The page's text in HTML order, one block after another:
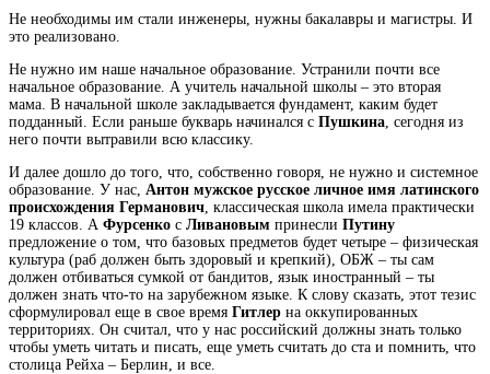
Не необходимы им стали инженеры, нужны бакалавры и магистры. И
это реализовано.
Не нужно им наше начальное образование. Устранили почти все
начальное образование. А учитель начальной школы – это вторая
мама. В начальной школе закладывается фундамент, каким будет
подданный. Если раньше букварь начинался с Пушкина , сегодня из
него почти вытравили всю классику.
И далее дошло до того, что, собственно говоря, не нужно и системное
образование. У нас, Антон мужское русское личное имя латинского
происхождения Германович , классическая школа имела практически
19 классов. А Фурсенко с Ливановым принесли Путину
предложение о том, что базовых предметов будет четыре – физическая
культура (раб должен быть здоровый и крепкий), ОБЖ – ты сам
должен отбиваться сумкой от бандитов, язык иностранный – ты
должен знать что-то на зарубежном языке. К слову сказать, этот тезис
сформулировал еще в свое время Гитлер на оккупированных
территориях. Он считал, что у нас российский должны знать только
чтобы уметь читать и писать, еще уметь считать до ста и помнить, что
столица Рейха – Берлин, и все.